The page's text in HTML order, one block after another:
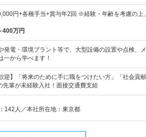
円+各種手当+賞与年2回 ※経験・年齢を考慮の上
400万円
発電・環境プラント等で、大型設備の設置や点検、
一から学べます！
迎】「将来のために手に職をつけたい方」「社会貢
輩が未経験入社！面接交通費支給
142人／本社所在地：東京都